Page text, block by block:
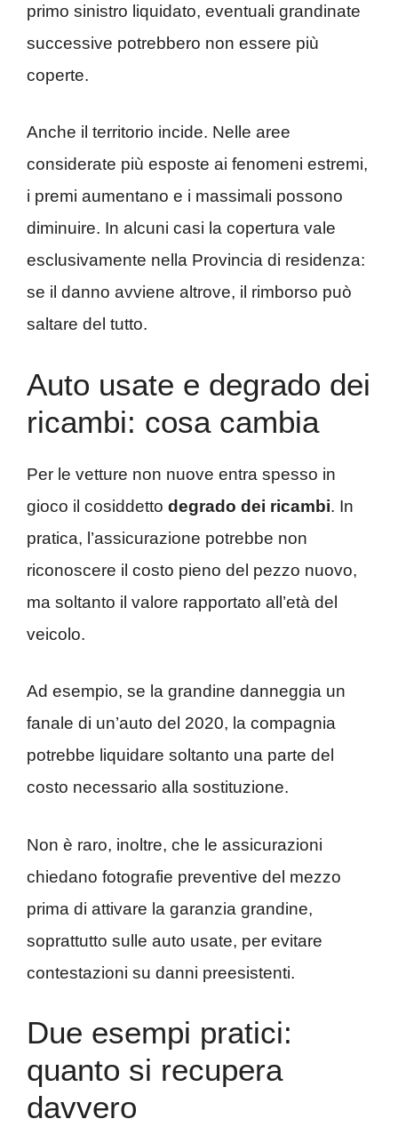
primo sinistro liquidato, eventuali grandinate
successive potrebbero non essere più
coperte.
Anche il territorio incide. Nelle aree
considerate più esposte ai fenomeni estremi,
i premi aumentano e i massimali possono
diminuire. In alcuni casi la copertura vale
esclusivamente nella Provincia di residenza:
se il danno avviene altrove, il rimborso può
saltare del tutto.
Auto usate e degrado dei
ricambi: cosa cambia
Per le vetture non nuove entra spesso in
gioco il cosiddetto degrado dei ricambi. In
pratica, l’assicurazione potrebbe non
riconoscere il costo pieno del pezzo nuovo,
ma soltanto il valore rapportato all’età del
veicolo.
Ad esempio, se la grandine danneggia un
fanale di un’auto del 2020, la compagnia
potrebbe liquidare soltanto una parte del
costo necessario alla sostituzione.
Non è raro, inoltre, che le assicurazioni
chiedano fotografie preventive del mezzo
prima di attivare la garanzia grandine,
soprattutto sulle auto usate, per evitare
contestazioni su danni preesistenti.
Due esempi pratici:
quanto si recupera
davvero